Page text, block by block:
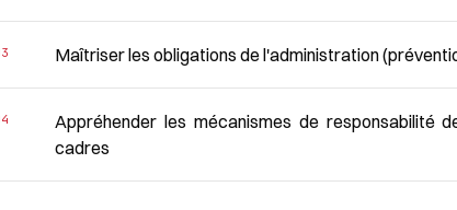
Maîtriser les obligations de l'administration
Appréhender les mécanismes de responsabilité
cadres